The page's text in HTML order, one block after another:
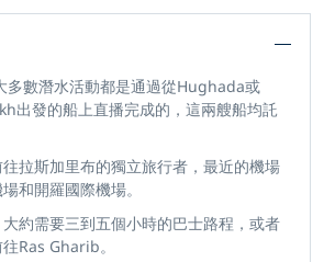
多數潛水活動都是通過從Hughada或
出發的船上直播完成的，這兩艘船均託
拉斯加里布的獨立旅行者，最近的機場
和開羅國際機場。
約需要三到五個小時的巴士路程，或者
Ras Gharib。